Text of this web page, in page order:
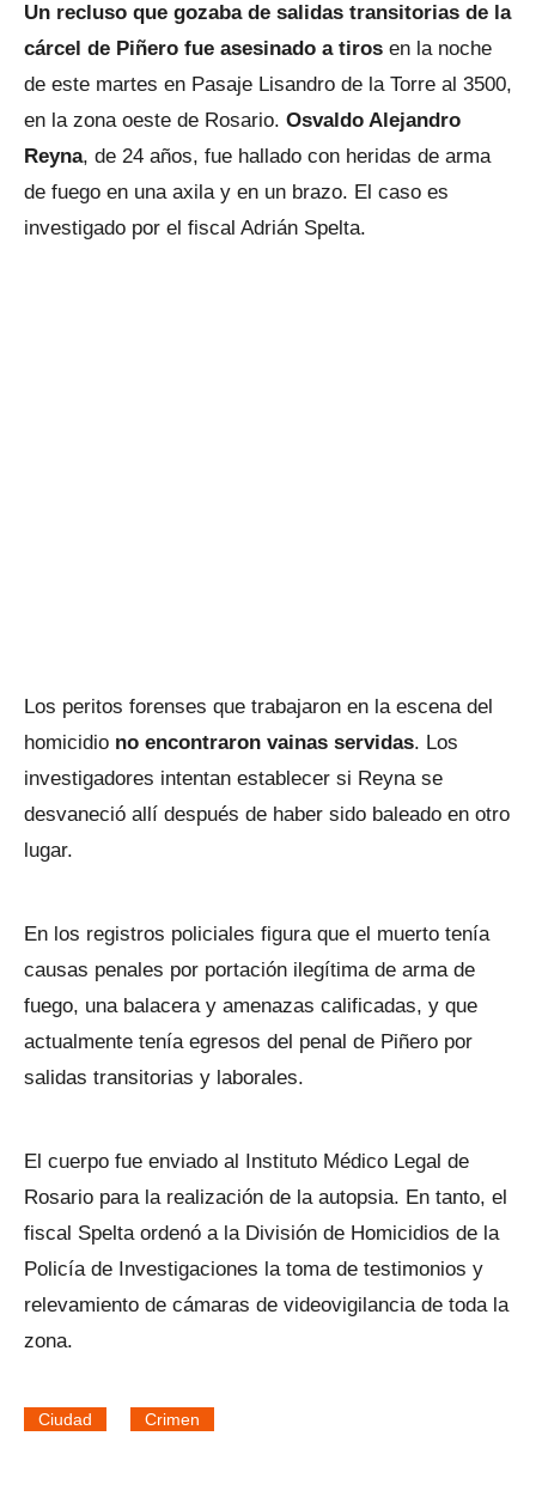
Un recluso que gozaba de salidas transitorias de la
cárcel de Piñero fue asesinado a tiros en la noche
de este martes en Pasaje Lisandro de la Torre al 3500,
en la zona oeste de Rosario. Osvaldo Alejandro
Reyna, de 24 años, fue hallado con heridas de arma
de fuego en una axila y en un brazo. El caso es
investigado por el fiscal Adrián Spelta.
Los peritos forenses que trabajaron en la escena del
homicidio no encontraron vainas servidas. Los
investigadores intentan establecer si Reyna se
desvaneció allí después de haber sido baleado en otro
lugar.
En los registros policiales figura que el muerto tenía
causas penales por portación ilegítima de arma de
fuego, una balacera y amenazas calificadas, y que
actualmente tenía egresos del penal de Piñero por
salidas transitorias y laborales.
El cuerpo fue enviado al Instituto Médico Legal de
Rosario para la realización de la autopsia. En tanto, el
fiscal Spelta ordenó a la División de Homicidios de la
Policía de Investigaciones la toma de testimonios y
relevamiento de cámaras de videovigilancia de toda la
zona.
Ciudad Crimen